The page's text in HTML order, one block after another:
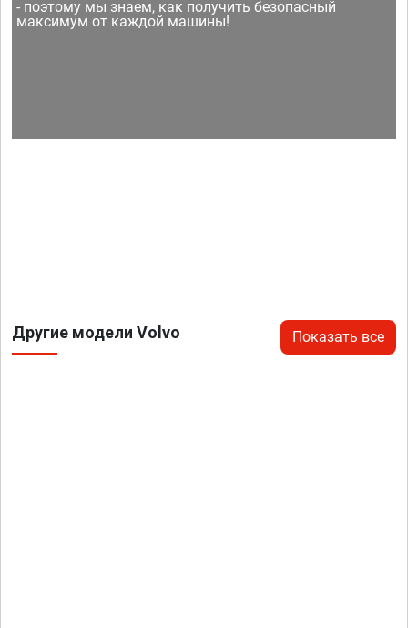
- поэтому мы знаем, как получить безопасный
максимум от каждой машины!
Другие модели Volvo Показать все